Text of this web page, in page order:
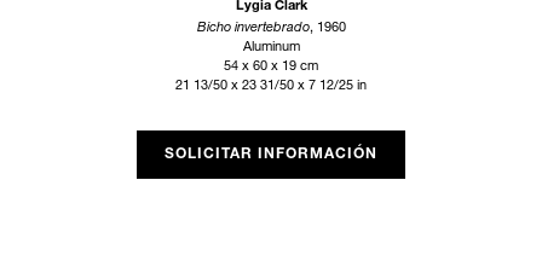
Lygia Clark
Bicho invertebrado, 1960
Aluminum
54 x 60 x 19 cm
21 13/50 x 23 31/50 x 7 12/25 in
SOLICITAR INFORMACIÓN